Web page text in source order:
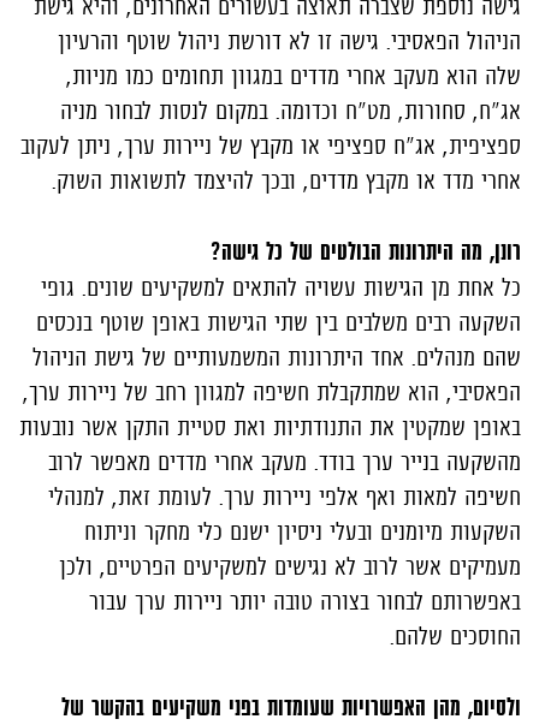
גישה נוספת שצברה תאוצה בעשורים האחרונים, והיא גישת
הניהול הפאסיבי. גישה זו לא דורשת ניהול שוטף והרעיון
שלה הוא מעקב אחרי מדדים במגוון תחומים כמו מניות,
אג"ח, סחורות, מט"ח וכדומה. במקום לנסות לבחור מניה
ספציפית, אג"ח ספציפי או מקבץ של ניירות ערך, ניתן לעקוב
אחרי מדד או מקבץ מדדים, ובכך להיצמד לתשואות השוק.
רונן, מה היתרונות הבולטים של כל גישה?
כל אחת מן הגישות עשויה להתאים למשקיעים שונים. גופי
השקעה רבים משלבים בין שתי הגישות באופן שוטף בנכסים
שהם מנהלים. אחד היתרונות המשמעותיים של גישת הניהול
הפאסיבי, הוא שמתקבלת חשיפה למגוון רחב של ניירות ערך,
באופן שמקטין את התנודתיות ואת סטיית התקן אשר נובעות
מהשקעה בנייר ערך בודד. מעקב אחרי מדדים מאפשר לרוב
חשיפה למאות ואף אלפי ניירות ערך. לעומת זאת, למנהלי
השקעות מיומנים ובעלי ניסיון ישנם כלי מחקר וניתוח
מעמיקים אשר לרוב לא נגישים למשקיעים הפרטיים, ולכן
באפשרותם לבחור בצורה טובה יותר ניירות ערך עבור
החוסכים שלהם.
ולסיום, מהן האפשרויות שעומדות בפני משקיעים בהקשר של